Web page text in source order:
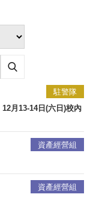
駐警隊
月13-14日(六日)校內
資產經營組
資產經營組